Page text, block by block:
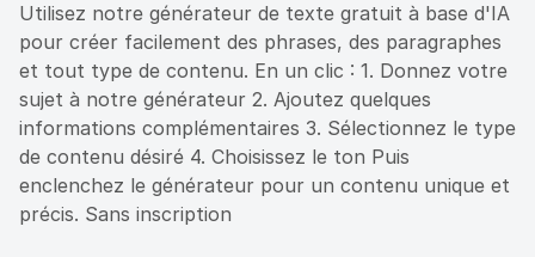
Utilisez notre générateur de texte gratuit à base d'IA
pour créer facilement des phrases, des paragraphes
et tout type de contenu. En un clic : 1. Donnez votre
sujet à notre générateur 2. Ajoutez quelques
informations complémentaires 3. Sélectionnez le type
de contenu désiré 4. Choisissez le ton Puis
enclenchez le générateur pour un contenu unique et
précis. Sans inscription